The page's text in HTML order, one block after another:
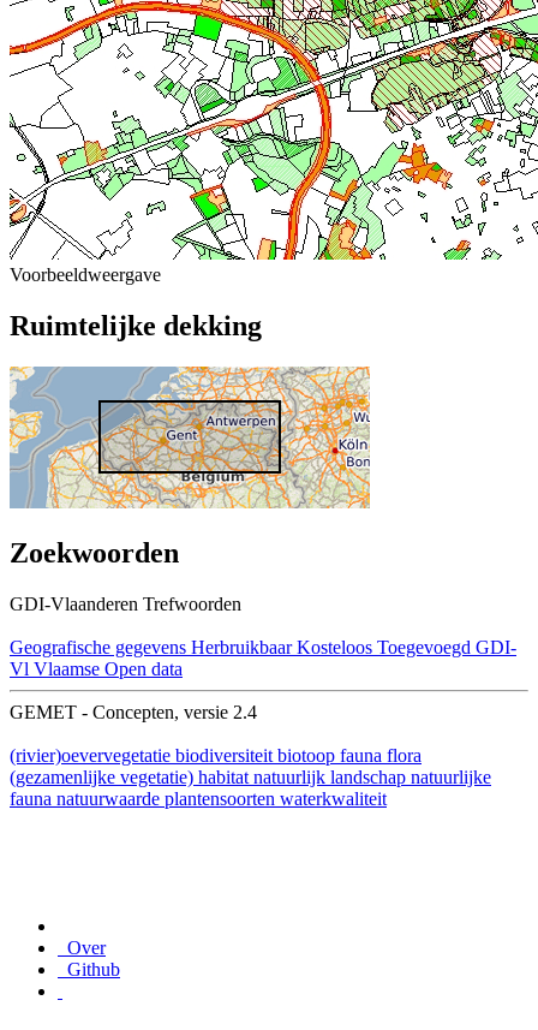
Voorbeeldweergave
Ruimtelijke dekking
Zoekwoorden
GDI-Vlaanderen Trefwoorden
Geografische gegevens Herbruikbaar Kosteloos Toegevoegd GDI-
Vl Vlaamse Open data
GEMET - Concepten, versie 2.4
(rivier)oevervegetatie biodiversiteit biotoop fauna flora
(gezamenlijke vegetatie) habitat natuurlijk landschap natuurlijke
fauna natuurwaarde plantensoorten waterkwaliteit
Over
Github